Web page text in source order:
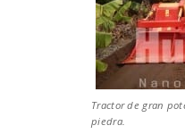
Tractor de gran
piedra.